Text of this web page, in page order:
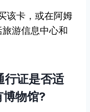
该卡，或在阿姆
游信息中心和
行证是否适
博物馆?